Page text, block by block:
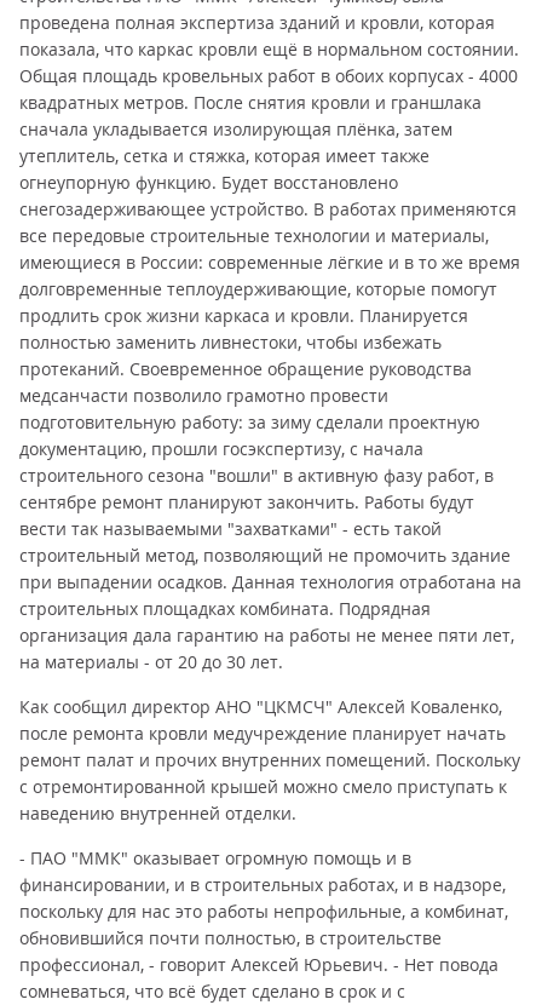
проведена полная экспертиза зданий и кровли, которая
показала, что каркас кровли ещё в нормальном состоянии.
Общая площадь кровельных работ в обоих корпусах - 4000
квадратных метров. После снятия кровли и граншлака
сначала укладывается изолирующая плёнка, затем
утеплитель, сетка и стяжка, которая имеет также
огнеупорную функцию. Будет восстановлено
снегозадерживающее устройство. В работах применяются
все передовые строительные технологии и материалы,
имеющиеся в России: современные лёгкие и в то же время
долговременные теплоудерживающие, которые помогут
продлить срок жизни каркаса и кровли. Планируется
полностью заменить ливнестоки, чтобы избежать
протеканий. Своевременное обращение руководства
медсанчасти позволило грамотно провести
подготовительную работу: за зиму сделали проектную
документацию, прошли госэкспертизу, с начала
строительного сезона "вошли" в активную фазу работ, в
сентябре ремонт планируют закончить. Работы будут
вести так называемыми "захватками" - есть такой
строительный метод, позволяющий не промочить здание
при выпадении осадков. Данная технология отработана на
строительных площадках комбината. Подрядная
организация дала гарантию на работы не менее пяти лет,
на материалы - от 20 до 30 лет.
Как сообщил директор АНО "ЦКМСЧ" Алексей Коваленко,
после ремонта кровли медучреждение планирует начать
ремонт палат и прочих внутренних помещений. Поскольку
с отремонтированной крышей можно смело приступать к
наведению внутренней отделки.
- ПАО "ММК" оказывает огромную помощь и в
финансировании, и в строительных работах, и в надзоре,
поскольку для нас это работы непрофильные, а комбинат,
обновившийся почти полностью, в строительстве
профессионал, - говорит Алексей Юрьевич. - Нет повода
сомневаться, что всё будет сделано в срок и с